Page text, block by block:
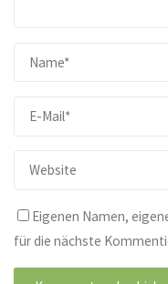
Eigenen Namen,
für die nächste